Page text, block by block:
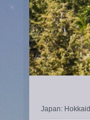
Japan: